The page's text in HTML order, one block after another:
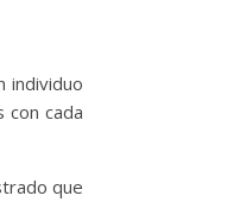
individuo
cada
que